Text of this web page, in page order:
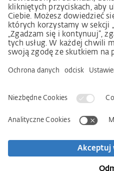
Imprint
OWS
Oświadczenie o ochronie
Informacja o realizowanej
Deklaracja dostępności
Kontakt
Newsletter